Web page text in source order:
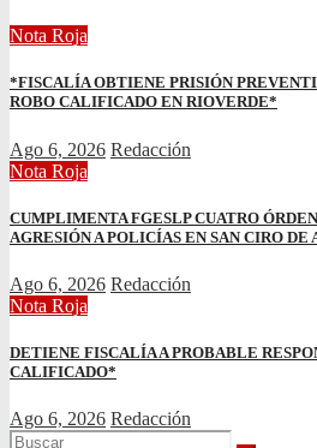
Nota Roja
*FISCALÍA OBTIENE PRISIÓN
ROBO CALIFICADO EN RIOVERDE*
Ago 6, 2026 Redacción
Nota Roja
CUMPLIMENTA FGESLP CUATRO
AGRESIÓN A POLICÍAS EN SAN CIRO DE
Ago 6, 2026 Redacción
Nota Roja
DETIENE FISCALÍA A PROBABLE
CALIFICADO*
Ago 6, 2026 Redacción